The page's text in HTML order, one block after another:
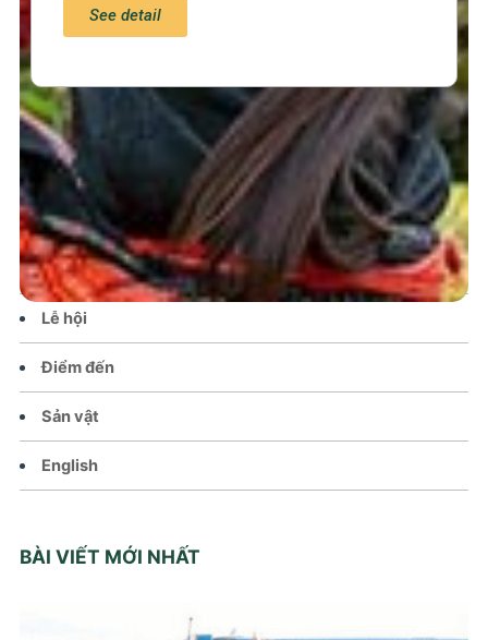
Trang chủ
Tin tức – Sự kiện
Chính sách
Văn hoá – Đời sống
Lễ hội
Điểm đến
Sản vật
English
BÀI VIẾT MỚI NHẤT
See detail